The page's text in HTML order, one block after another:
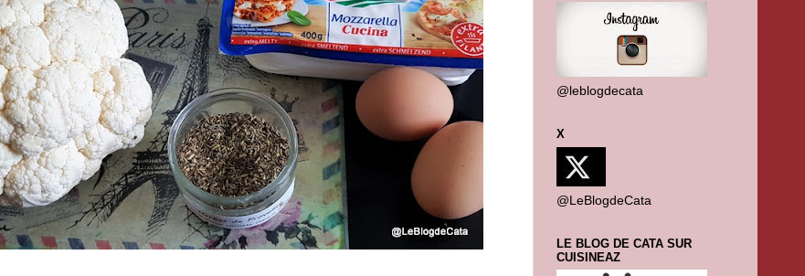
@leblogdecata
X
@LeBlogdeCata
LE BLOG DE CATA SUR
CUISINEAZ